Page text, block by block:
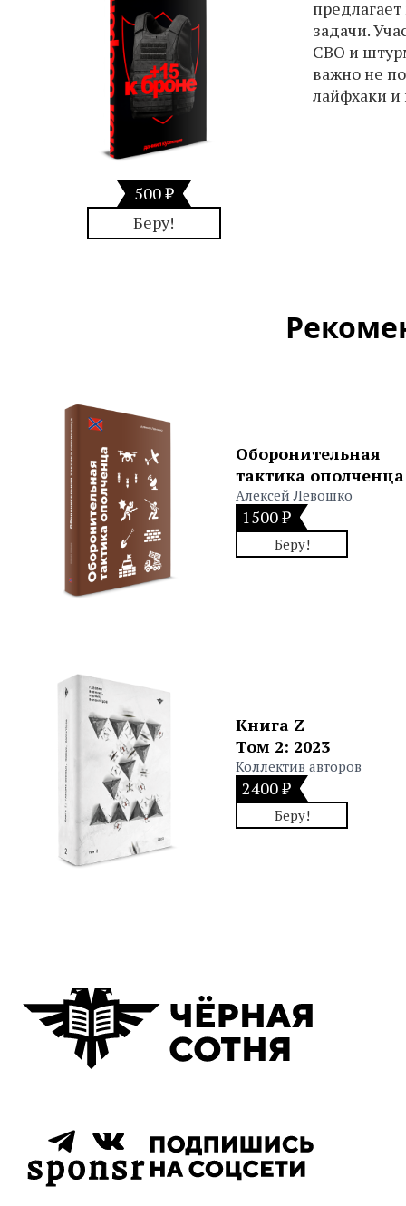
500 ₽
Беру!
задачи.
СВО и
важно не
лайфхаки и
Оборонительная
тактика ополченца
Алексей Левошко
1500 ₽
Беру!
Книга Z
Том 2: 2023
Коллектив авторов
2400 ₽
Беру!